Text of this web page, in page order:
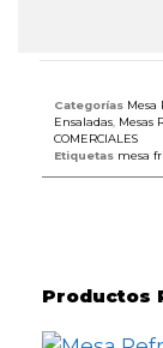
Categorías Mesa
Ensaladas Mesas
COMERCIALES
Etiquetas mesa
Productos